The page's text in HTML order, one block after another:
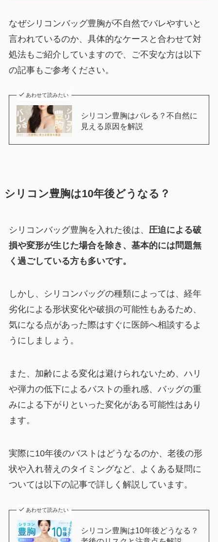
なぜシリコンバッグ豊胸が不自然でバレやすいと
言われているのか、具体的なケースと合わせて対
処法もご紹介していますので、ご不安な方は以下
の記事もご参考ください。
あわせて読みたい
シリコン豊胸はバレる？不自然に
見える原因を解説
シリコン豊胸は10年後どうなる？
シリコンバッグ豊胸を入れた後は、 圧迫による破
損や変形が生じた場合を除き、基本的には問題無
く過ごしている方も多いです。
しかし、シリコンバッグの種類によっては、経年
劣化による形状変化や破損の可能性もあるため、
気になる点があった際はすぐに医師へ相談するよ
うにしましょう。
また、加齢による変化は避けられないため、ハリ
や弾力の低下によるバストの垂れ感、バッグの重
みによる下がりといった変化がある可能性はあり
ます。
実際に10年後のバストはどうなるのか、老後の形
状や入れ替えのタイミングなど、よくある疑問に
ついては以下の記事で詳しく解説しています。
あわせて読みたい
シリコン豊胸は10年後どうなる？